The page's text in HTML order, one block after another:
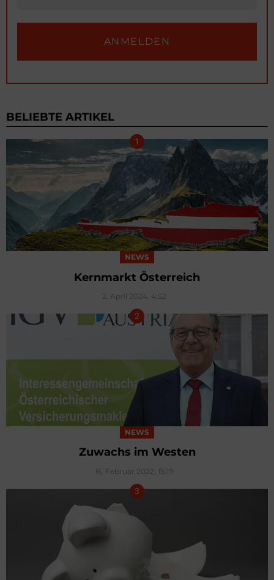
BELIEBTE ARTIKEL
NEWS
Kernmarkt Österreich
2. April 2024, 4:52
NEWS
Zuwachs im Westen
16. Februar 2022, 15:19